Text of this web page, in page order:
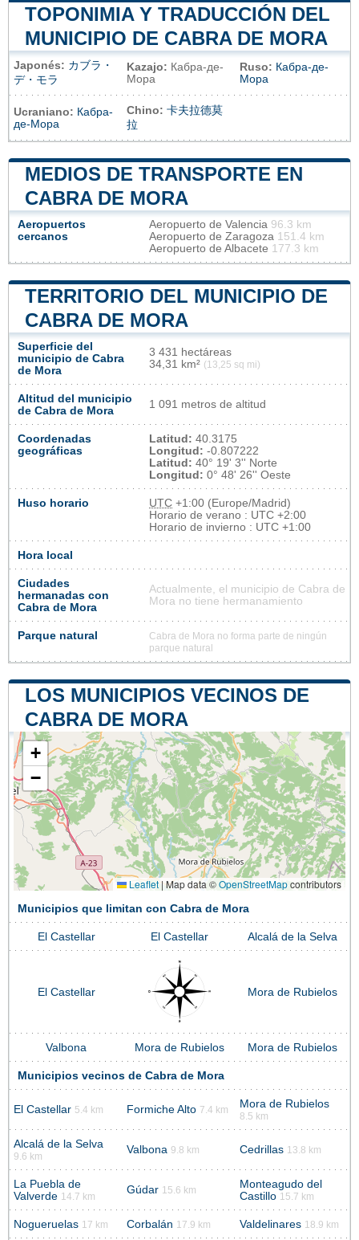
TOPONIMIA Y TRADUCCIÓN DEL
MUNICIPIO DE CABRA DE MORA
Japonés: カブラ・
デ・モラ
Kazajo: Кабра-де-
Мора
Ruso: Кабра-де-
Мора
Ucraniano: Кабра-
де-Мора
Chino: 卡夫拉德莫
拉
MEDIOS DE TRANSPORTE EN
CABRA DE MORA
Aeropuertos
cercanos
Aeropuerto de Valencia 96.3 km
Aeropuerto de Zaragoza 151.4 km
Aeropuerto de Albacete 177.3 km
TERRITORIO DEL MUNICIPIO DE
CABRA DE MORA
Superficie del
municipio de Cabra
de Mora
3 431 hectáreas
34,31 km² (13,25 sq mi)
Altitud del municipio
de Cabra de Mora
1 091 metros de altitud
Coordenadas
geográficas
Latitud: 40.3175
Longitud: -0.807222
Latitud: 40° 19' 3'' Norte
Longitud: 0° 48' 26'' Oeste
Huso horario UTC +1:00 (Europe/Madrid)
Horario de verano : UTC +2:00
Horario de invierno : UTC +1:00
Hora local
Ciudades
hermanadas con
Cabra de Mora
Actualmente, el municipio de Cabra de
Mora no tiene hermanamiento
Parque natural
Cabra de Mora no forma parte de ningún
parque natural
LOS MUNICIPIOS VECINOS DE
CABRA DE MORA
+
−
Leaflet | Map data ©OpenStreetMapcontributors
Municipios que limitan con Cabra de Mora
El Castellar El Castellar Alcalá de la Selva
El Castellar Mora de Rubielos
Valbona Mora de Rubielos Mora de Rubielos
Municipios vecinos de Cabra de Mora
El Castellar 5.4 km Formiche Alto 7.4 km Mora de Rubielos
8.5 km
Alcalá de la Selva
9.6 km
Valbona 9.8 km Cedrillas 13.8 km
La Puebla de
Valverde 14.7 km
Gúdar 15.6 km
Monteagudo del
Castillo 15.7 km
Nogueruelas 17 km Corbalán 17.9 km Valdelinares 18.9 km